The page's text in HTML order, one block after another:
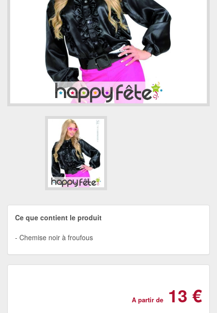
Ce que contient le produit
Chemise noir à froufous
A partir de 13 €